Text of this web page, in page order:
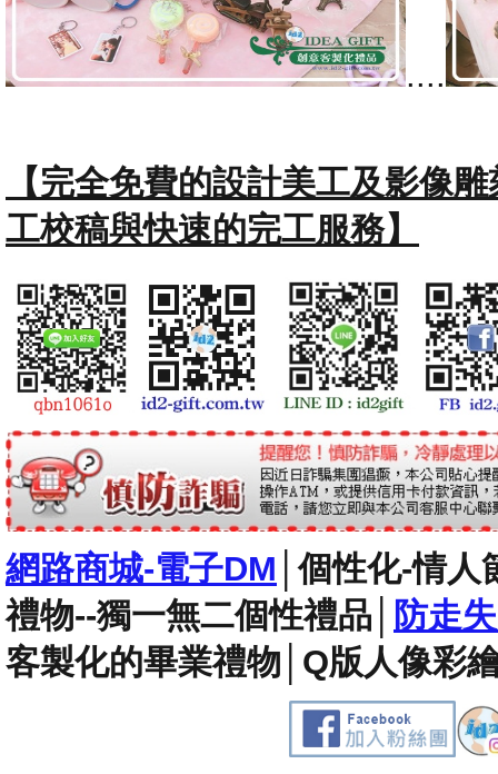
....
【完全免費的設計美工及影像
工校稿與快速的完工服務】
網路商城-電子DM │個性化-情人
禮物--獨一無二個性禮品
防走
客製化的畢業禮物 Q版人像彩